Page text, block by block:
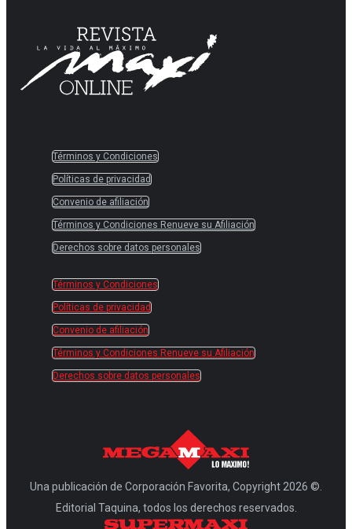
Términos y Condiciones
Políticas de privacidad
Convenio de afiliación
Términos y Condiciones Renueve su Afiliación
Derechos sobre datos personales
Términos y Condiciones
Políticas de privacidad
Convenio de afiliación
Términos y Condiciones Renueve su Afiliación
Derechos sobre datos personales
Una publicación de Corporación Favorita, Copyright 2026 ©.
Editorial Taquina, todos los derechos reservados.